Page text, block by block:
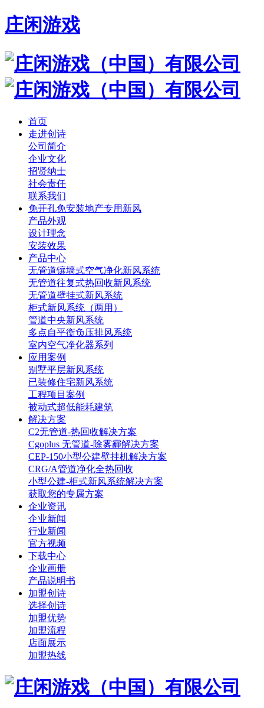
庄闲游戏
首页
走进创诗
公司简介
企业文化
招贤纳士
社会责任
联系我们
免开孔免安装地产专用新风
产品外观
设计理念
安装效果
产品中心
无管道镶墙式空气净化新风系统
无管道往复式热回收新风系统
无管道壁挂式新风系统
柜式新风系统（两用）
管道中央新风系统
多点自平衡负压排风系统
室内空气净化器系列
应用案例
别墅平层新风系统
已装修住宅新风系统
工程项目案例
被动式超低能耗建筑
解决方案
C2无管道-热回收解决方案
Cgoplus 无管道-除雾霾解决方案
CEP-150小型公建壁挂机解决方案
CRG/A管道净化全热回收
小型公建-柜式新风系统解决方案
获取您的专属方案
企业资讯
企业新闻
行业新闻
官方视频
下载中心
企业画册
产品说明书
加盟创诗
选择创诗
加盟优势
加盟流程
店面展示
加盟热线